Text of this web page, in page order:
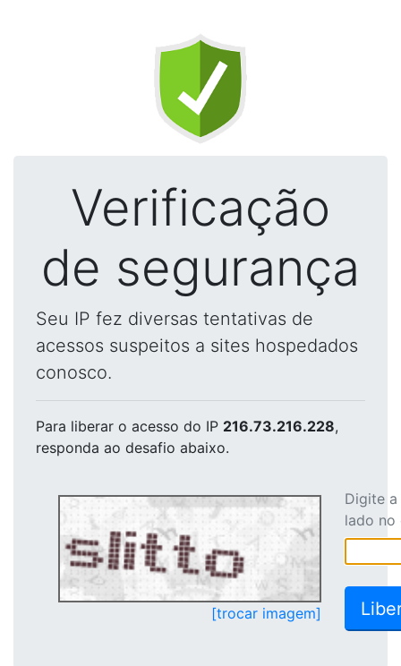
Verificação
de segurança
Seu IP fez diversas tentativas de
acessos suspeitos a sites hospedados
conosco.
Para liberar o acesso do IP 216.73.216.228,
responda ao desafio abaixo.
[trocar imagem]
Digite
lado no